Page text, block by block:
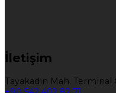
İletişim
Tayakadın Mah.